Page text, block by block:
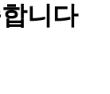
니다